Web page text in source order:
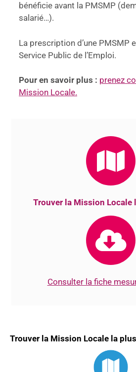
bénéficie avant la PMSMP
salarié…).
La prescription d’une PMSMP
Service Public de l’Emploi.
Pour en savoir plus : prenez
Mission Locale.
Trouver la Mission Locale
Consulter la fiche
Trouver la Mission Locale la